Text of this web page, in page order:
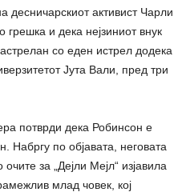
десничарскиот активист Чарли
и дека нејзиниот внук
со еден истрел додека
Јута Вали, пред три
потврди дека Робинсон е
Набргу по објавата, неговата
за „Дејли Мејл“ изјавила
млад човек, кој